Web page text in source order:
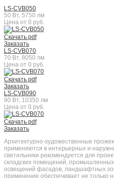
LS-CVB050
50 Вт, 5750 лм
Цена от 0 руб.
Скачать pdf
Заказать
LS-CVB070
70 Вт, 8050 лм
Цена от 0 руб.
Скачать pdf
Заказать
LS-CVB090
90 Вт, 10350 лм
Цена от 0 руб.
Скачать pdf
Заказать
Архитектурно-художественные
применяются в интерьерных и
светильники рекомендуется для
складских помещений,
освещений фасадов, ландшафтных
применение обеспечивает не только